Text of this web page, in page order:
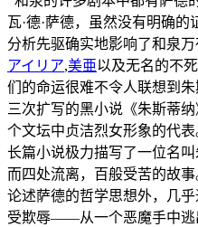
瓦·德·萨德，虽然没有明确
分析先驱确实地影响了和泉
アイリア,美亜以及无名的不
们的命运很难不令人联想到
三次扩写的黑小说《朱斯蒂
个文坛中贞洁烈女形象的代
长篇小说极力描写了一位名
而四处流离，百般受苦的故
论述萨德的哲学思想外，几
受欺辱——从一个恶魔手中逃